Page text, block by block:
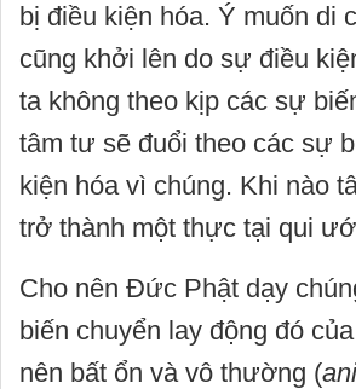
bị điều kiện hóa. Ý muốn di
cũng khởi lên do sự điều
ta không theo kịp các sự
tâm tư sẽ đuổi theo các sự
kiện hóa vì chúng. Khi nào
trở thành một thực tại qui
Cho nên Đức Phật dạy
biến chuyển lay động đó
nên bất ổn và vô thường (